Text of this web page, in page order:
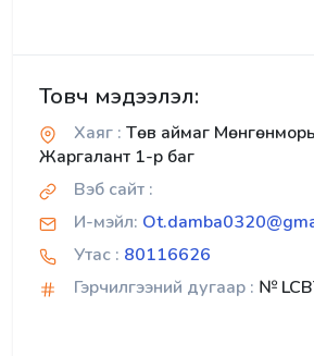
Товч мэдээлэл:
Хаяг : Төв аймаг
Жаргалант 1-р баг
Вэб сайт :
И-мэйл:
Утас : 80116626
Гэрчилгээний дугаар : №